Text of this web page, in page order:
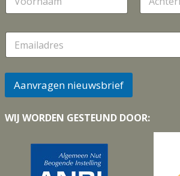
a
E
a
i
*
Aanvragen nieuwsbrief
WIJ WORDEN GESTEUND DOOR: